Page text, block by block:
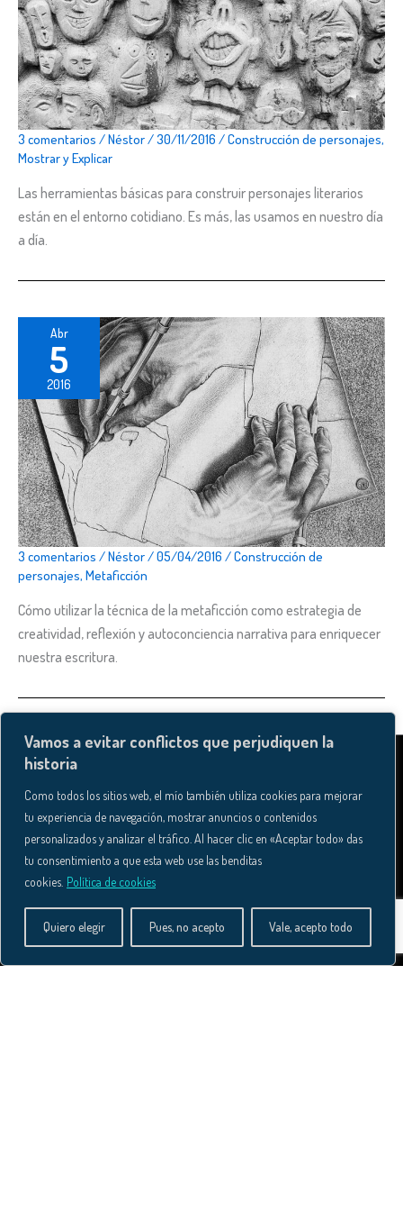
Vamos a evitar conflictos que perjudiquen la
historia
Como todos los sitios web, el mío también utiliza cookies para mejorar
tu experiencia de navegación, mostrar anuncios o contenidos
personalizados y analizar el tráfico. Al hacer clic en «Aceptar todo» das
tu consentimiento a que esta web use las benditas
cookies. Política de cookies
Quiero elegir Pues, no acepto Vale, acepto todo
3 comentarios /Néstor/30/11/2016 /Construcción de personajes,
Mostrar y Explicar
Las herramientas básicas para construir personajes literarios
están en el entorno cotidiano. Es más, las usamos en nuestro día
a día.
Abr
5
2016
3 comentarios /Néstor/05/04/2016 /Construcción de
personajes, Metaficción
Cómo utilizar la técnica de la metaficción como estrategia de
creatividad, reflexión y autoconciencia narrativa para enriquecer
nuestra escritura.
—Política de contratación, reembolsos y desistimiento
—Política de cookies
—Política de privacidad
—Contacto